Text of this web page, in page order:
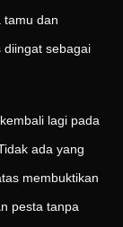
tamu dan
diingat sebagai
lagi pada
ada yang
membuktikan
pesta tanpa